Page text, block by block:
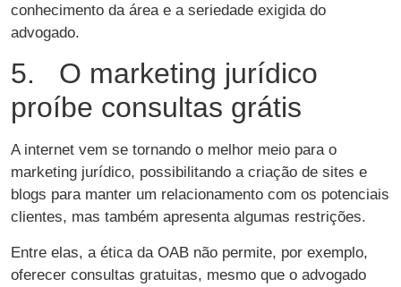
conhecimento da área e a seriedade exigida do
advogado.
5. O marketing jurídico
proíbe consultas grátis
A internet vem se tornando o melhor meio para o
marketing jurídico, possibilitando a criação de sites e
blogs para manter um relacionamento com os potenciais
clientes, mas também apresenta algumas restrições.
Entre elas, a ética da OAB não permite, por exemplo,
oferecer consultas gratuitas, mesmo que o advogado